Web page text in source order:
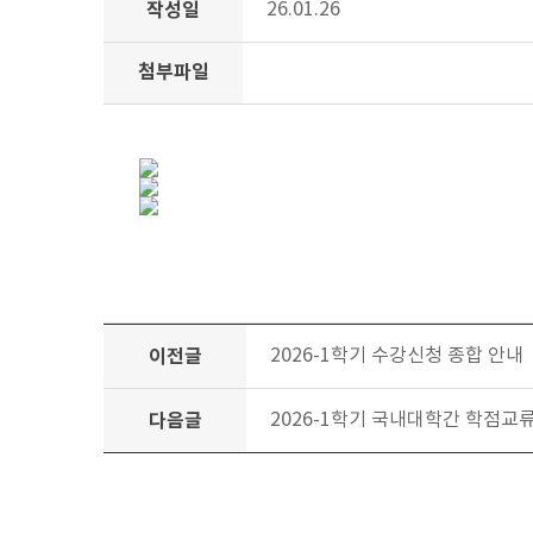
작성일 26.01.26
첨부파일
이전글 2026-1학기 수강신청 종합 안내
다음글 2026-1학기 국내대학간 학점교